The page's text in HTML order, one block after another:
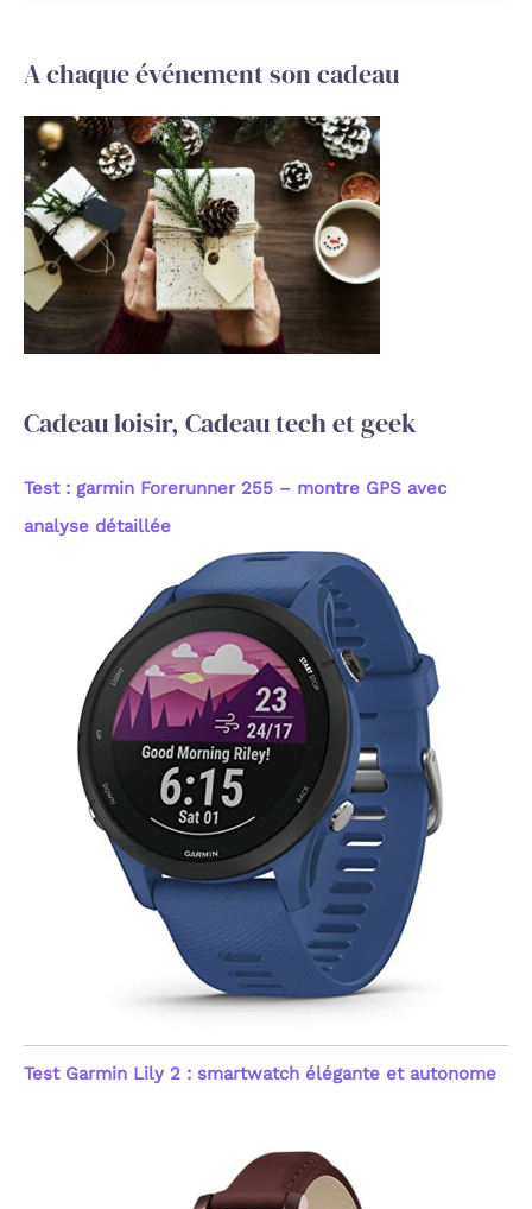
c
e
r
c
A chaque événement son cadeau
Cadeau loisir, Cadeau tech et geek
Test : garmin Forerunner 255 – montre GPS avec
analyse détaillée
Test Garmin Lily 2 : smartwatch élégante et autonome